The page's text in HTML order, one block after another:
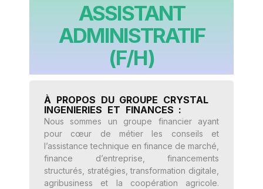
ASSISTANT
ADMINISTRATIF
(F/H)
À PROPOS DU GROUPE CRYSTAL
INGENIERIES ET FINANCES :
Nous sommes un groupe financier ayant
pour cœur de métier les conseils et
l’assistance technique en finance de marché,
finance d’entreprise, financements
structurés, stratégies, transformation digitale,
agribusiness et la coopération agricole.